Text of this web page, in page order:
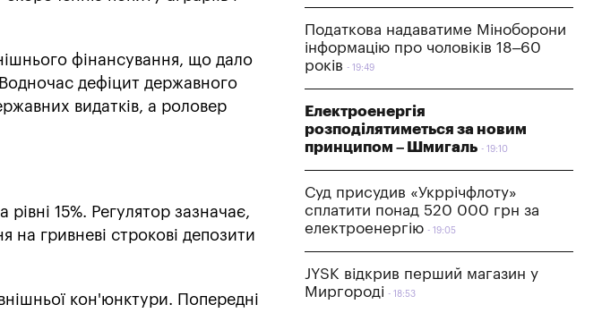
фінансування, що дало
дефіцит державного
видатків, а роловер
15%. Регулятор зазначає,
гривневі строкові депозити
кон'юнктури. Попередні
Податкова надаватиме Міноборони
інформацію про чоловіків 18–60
років
19:49
Електроенергія
розподілятиметься за новим
принципом – Шмигаль
19:10
Суд присудив «Укррічфлоту»
сплатити понад 520 000 грн за
електроенергію
19:05
JYSK відкрив перший магазин у
Миргороді
18:53